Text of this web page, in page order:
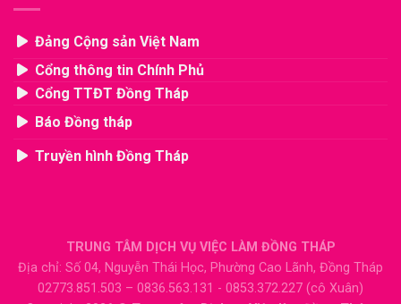
Đảng Cộng sản Việt Nam
Cổng thông tin Chính Phủ
Cổng TTĐT Đồng Tháp
Báo Đồng tháp
Truyền hình Đồng Tháp
TRUNG TÂM DỊCH VỤ VIỆC LÀM ĐỒNG THÁP
Địa chỉ: Số 04, Nguyễn Thái Học, Phường Cao Lãnh, Đồng Tháp
02773.851.503 – 0836.563.131 - 0853.372.227 (cô Xuân)